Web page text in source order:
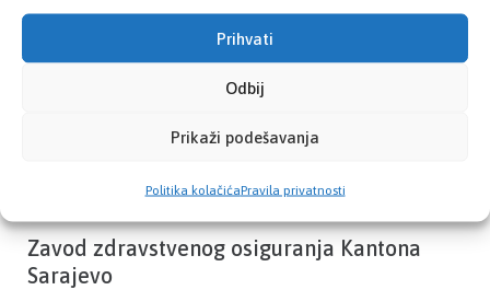
Prihvati
Odbij
Prikaži podešavanja
Politika kolačićaPravila privatnosti
Zavod zdravstvenog osiguranja Kantona
Sarajevo